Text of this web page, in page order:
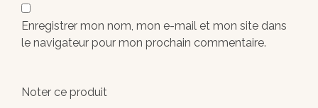
Enregistrer mon nom, mon e-mail et mon site dans
le navigateur pour mon prochain commentaire.
Noter ce produit